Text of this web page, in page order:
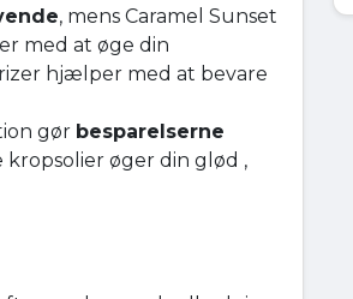
, mens Caramel Sunset
med at øge din
hjælper med at bevare
gør besparelserne
øger din glød ,